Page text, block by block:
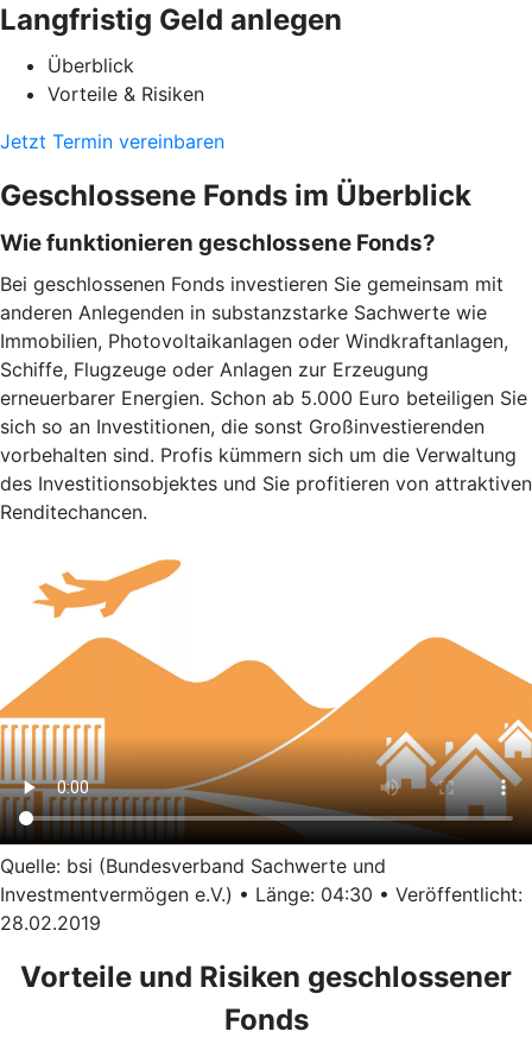
Langfristig Geld anlegen
Überblick
Vorteile & Risiken
Jetzt Termin vereinbaren
Geschlossene Fonds im Überblick
Wie funktionieren geschlossene Fonds?
Bei geschlossenen Fonds investieren Sie gemeinsam mit
anderen Anlegenden in substanzstarke Sachwerte wie
Immobilien, Photovoltaikanlagen oder Windkraftanlagen,
Schiffe, Flugzeuge oder Anlagen zur Erzeugung
erneuerbarer Energien. Schon ab 5.000 Euro beteiligen Sie
sich so an Investitionen, die sonst Großinvestierenden
vorbehalten sind. Profis kümmern sich um die Verwaltung
des Investitionsobjektes und Sie profitieren von attraktiven
Renditechancen.
Quelle: bsi (Bundesverband Sachwerte und
Investmentvermögen e.V.) • Länge: 04:30 • Veröffentlicht:
28.02.2019
Vorteile und Risiken geschlossener
Fonds